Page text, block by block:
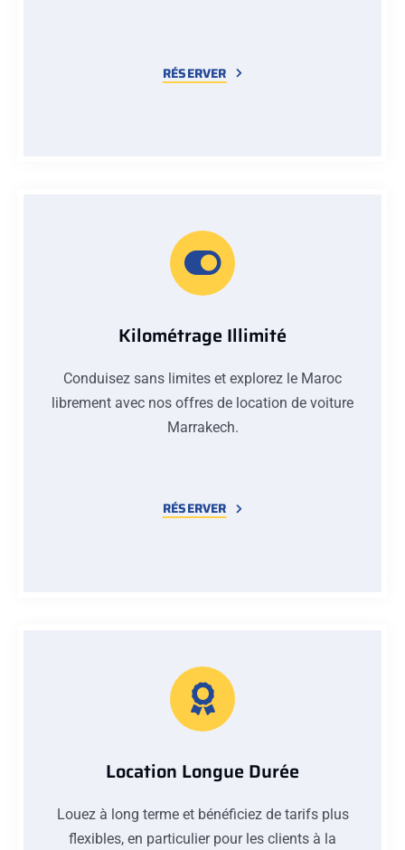
RÉSERVER
Kilométrage Illimité
Conduisez sans limites et explorez le Maroc
librement avec nos offres de location de voiture
Marrakech.
RÉSERVER
Location Longue Durée
Louez à long terme et bénéficiez de tarifs plus
flexibles, en particulier pour les clients à la